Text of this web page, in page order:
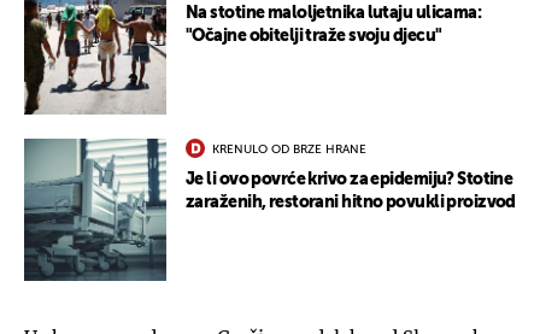
Na stotine maloljetnika lutaju ulicama:
"Očajne obitelji traže svoju djecu"
KRENULO OD BRZE HRANE
Je li ovo povrće krivo za epidemiju? Stotine
zaraženih, restorani hitno povukli proizvod